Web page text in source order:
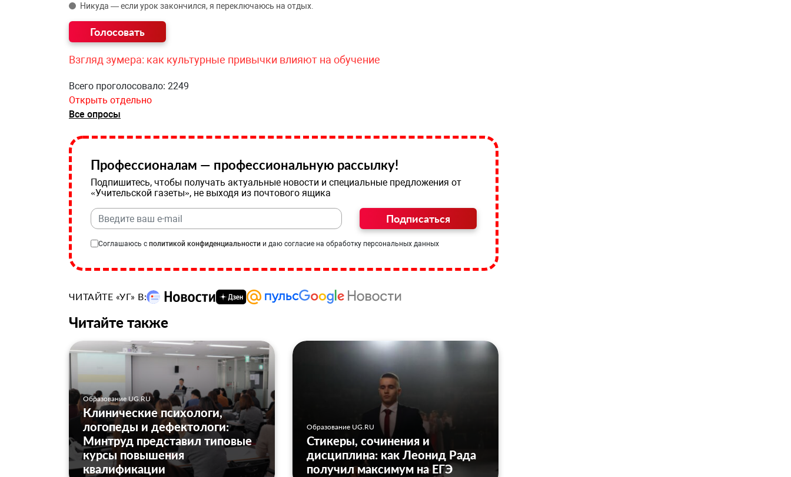
Никуда — если урок закончился, я переключаюсь на отдых.
Взгляд зумера: как культурные привычки влияют на обучение
Всего проголосовало: 2249
Открыть отдельно
Все опросы
Профессионалам — профессиональную рассылку!
Подпишитесь, чтобы получать актуальные новости и специальные предложения от
«Учительской газеты», не выходя из почтового ящика
Подписаться
Соглашаюсь с политикой конфиденциальности и даю согласие на обработку персональных данных
ЧИТАЙТЕ «УГ» В:
Читайте также
Образование UG.RU
Клинические психологи,
логопеды и дефектологи:
Минтруд представил типовые
курсы повышения
квалификации
Образование UG.RU
Стикеры, сочинения и
дисциплина: как Леонид Рада
получил максимум на ЕГЭ